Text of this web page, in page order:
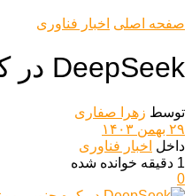
صفحه اصلی اخبار فناوری
DeepSeek در کره جنوبی ممنوع شد
توسط زهرا صفاری
۲۹ بهمن ۱۴۰۳
داخل اخبار فناوری
1 دقیقه خوانده شده
0